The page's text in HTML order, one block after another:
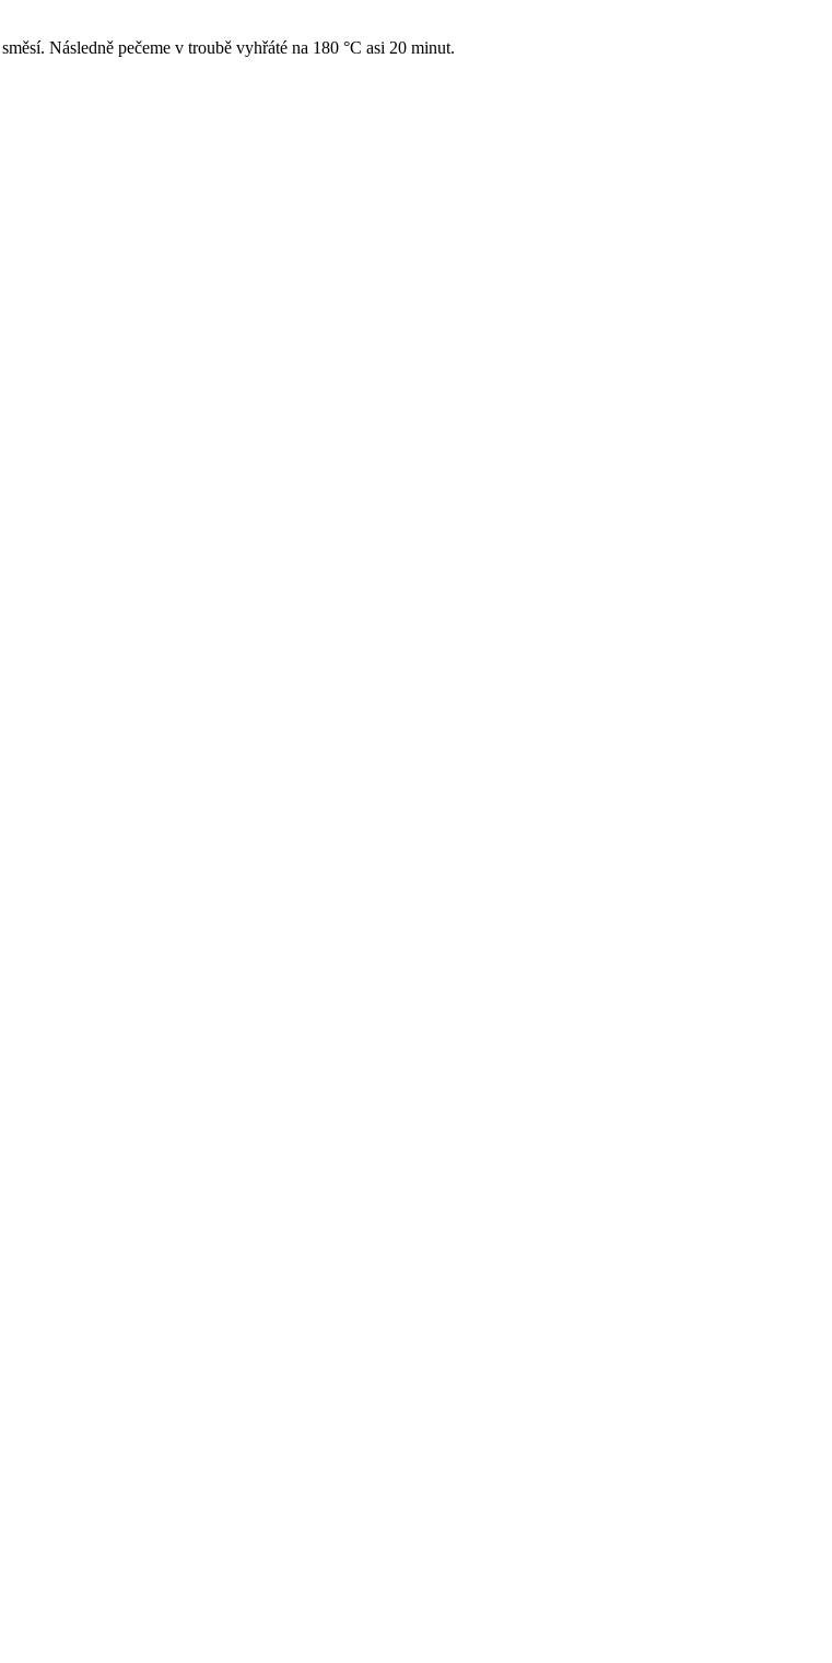
Následně pečeme v troubě vyhřáté na 180 °C asi 20 minut.